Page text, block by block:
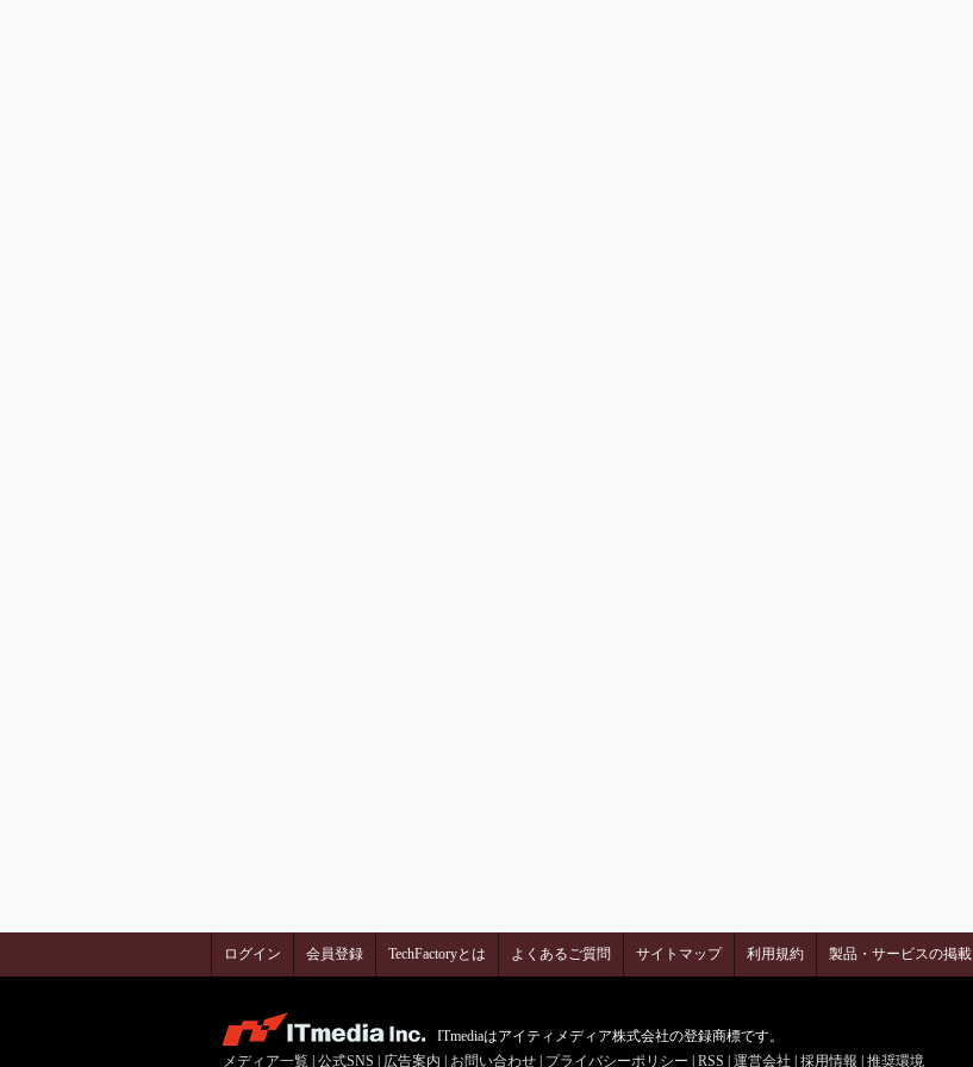
ログイン 会員登録 TechFactoryとは よくあるご質問 サイトマップ 利用規約 製品・サービスの掲載
ITmediaはアイティメディア株式会社の登録商標です。
メディア一覧 公式SNS 広告案内 お問い合わせ プライバシーポリシー RSS 運営会社 採用情報 推奨環境